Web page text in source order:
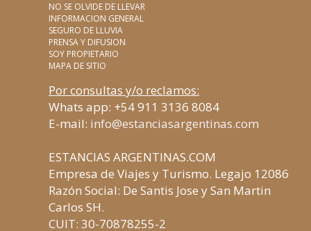
NO SE OLVIDE DE LLEVAR
INFORMACION GENERAL
SEGURO DE LLUVIA
PRENSA Y DIFUSION
SOY PROPIETARIO
MAPA DE SITIO
Por consultas y/o reclamos:
Whats app: +54 911 3136 8084
E-mail: info@estanciasargentinas.com
ESTANCIAS ARGENTINAS.COM
Empresa de Viajes y Turismo. Legajo 12086
Razón Social: De Santis Jose y San Martin
Carlos SH.
CUIT: 30-70878255-2